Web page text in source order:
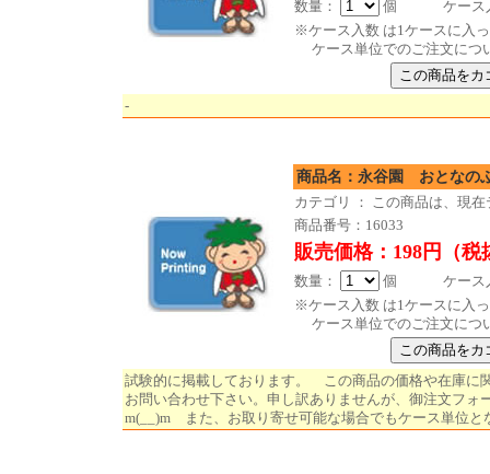
数量：
個 ケース入
※ケース入数 は1ケースに入
ケース単位でのご注文につ
-
商品名：永谷園 おとなの
カテゴリ ： この商品は、現
商品番号：16033
販売価格：198円（税
数量：
個 ケース入
※ケース入数 は1ケースに入
ケース単位でのご注文につ
試験的に掲載しております。 この商品の価格や在庫に
お問い合わせ下さい。申し訳ありませんが、御注文フォ
m(__)m また、お取り寄せ可能な場合でもケース単位と